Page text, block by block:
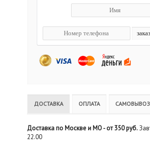
ДОСТАВКА ОПЛАТА САМОВЫВОЗ
Доставка по Москве и МО - от 350 руб.
22.00